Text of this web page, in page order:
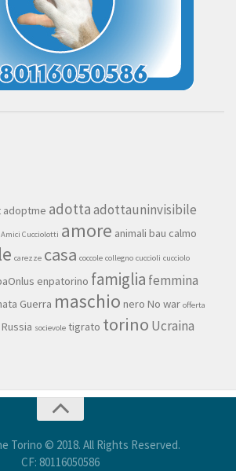
adoptme adottaadottauninvisibile
Amici Cucciolotti amore animali bau calmo
carezze casa coccole collegno cuccioli cucciolo
enpatorino famiglia femmina
Guerra maschio nero No war offerta
Russia socievole tigrato torino Ucraina
Torino © 2018. All Rights Reserved.
CF: 80116050586